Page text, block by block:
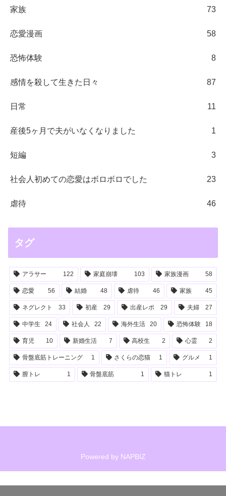
家族 73
恋愛漫画 58
恐怖体験 8
感情を殺して生きた日々 87
日常 11
産後5ヶ月で夫がいなくなりました 1
短編 3
社会人初めての恋愛はボロボロでした 23
虐待 46
タグ
アラサー 122 家庭崩壊 103 家族漫画 58
恋愛 56 結婚 48 虐待 46 家族 45
ネグレクト 33 初産 29 出産レポ 29 夫婦 27
中学生 24 社会人 22 海外生活 20 恐怖体験 18
育児 10 新婚生活 7 高校生 2 心霊 2
骨盤底筋トレーニング 1 さくらの恋猫 1 グルメ 1
膣トレ 1 骨盤底筋 1 猫トレ 1
Powered by NAPBIZ